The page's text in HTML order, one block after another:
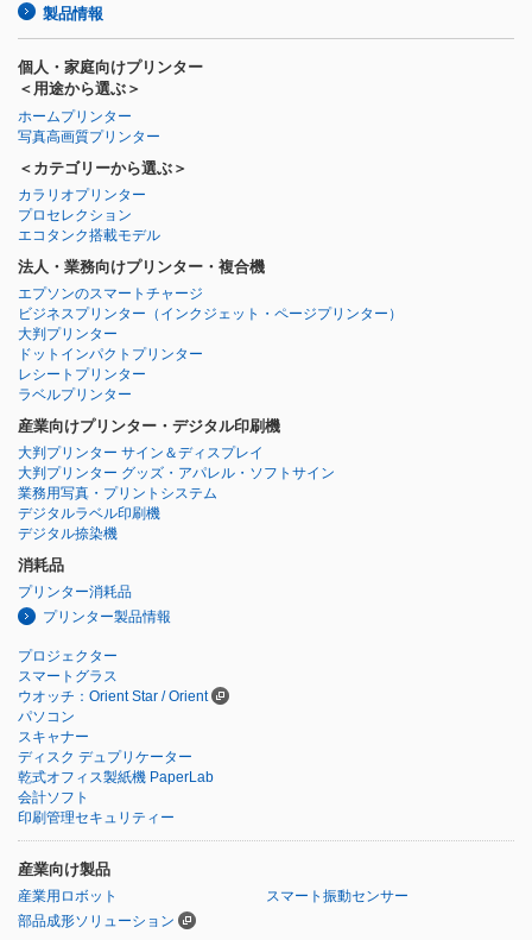
製品情報
個人・家庭向けプリンター
＜用途から選ぶ＞
ホームプリンター
写真高画質プリンター
＜カテゴリーから選ぶ＞
カラリオプリンター
プロセレクション
エコタンク搭載モデル
法人・業務向けプリンター・複合機
エプソンのスマートチャージ
ビジネスプリンター （インクジェット・ページプリンター）
大判プリンター
ドットインパクトプリンター
レシートプリンター
ラベルプリンター
産業向けプリンター・デジタル印刷機
大判プリンター サイン＆ディスプレイ
大判プリンター グッズ・アパレル・ソフトサイン
業務用写真・プリントシステム
デジタルラベル印刷機
デジタル捺染機
消耗品
プリンター消耗品
プリンター製品情報
プロジェクター
スマートグラス
ウオッチ：Orient Star / Orient
パソコン
スキャナー
ディスク デュプリケーター
乾式オフィス製紙機 PaperLab
会計ソフト
印刷管理セキュリティー
産業向け製品
産業用ロボット
スマート振動センサー
部品成形ソリューション